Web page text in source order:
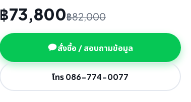
฿73,800฿82,000
สั่งซื้อ / สอบถามข้อมูล
โทร 086-774-0077